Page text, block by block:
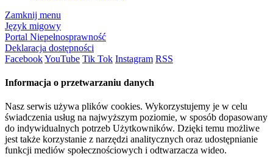
Zamknij menu
Język migowy
Portal Niepełnosprawność
Deklaracja dostępności
FacebookYouTube Tik Tok Instagram RSS
Informacja o przetwarzaniu danych
Nasz serwis używa plików cookies. Wykorzystujemy je w celu
świadczenia usług na najwyższym poziomie, w sposób dopasowany
do indywidualnych potrzeb Użytkowników. Dzięki temu możliwe
jest także korzystanie z narzędzi analitycznych oraz udostępnianie
funkcji mediów społecznościowych i odtwarzacza wideo.